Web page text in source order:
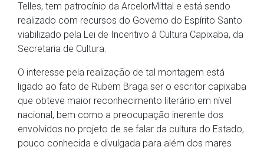
Telles, tem patrocínio da ArcelorMittal e está sendo
realizado com recursos do Governo do Espírito Santo
viabilizado pela Lei de Incentivo à Cultura Capixaba, da
Secretaria de Cultura.
O interesse pela realização de tal montagem está
ligado ao fato de Rubem Braga ser o escritor capixaba
que obteve maior reconhecimento literário em nível
nacional, bem como a preocupação inerente dos
envolvidos no projeto de se falar da cultura do Estado,
pouco conhecida e divulgada para além dos mares